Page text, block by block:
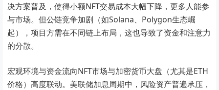
决方案普及，使得小额NFT交易成本大幅下降，更多人能参
与市场。但公链竞争加剧（如Solana、Polygon生态崛
起），项目方需在不同链上布局，这也导致了资金和注意力
的分散。
宏观环境与资金流向NFT市场与加密货币大盘（尤其是ETH
价格）高度联动。美联储加息周期中，风险资产普遍承压，